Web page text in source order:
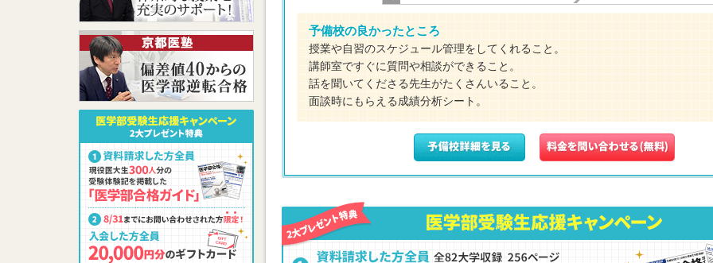
予備校の良かったところ
授業や自習のスケジュール管理をしてくれること。
講師室ですぐに質問や相談ができること。
話を聞いてくださる先生がたくさんいること。
面談時にもらえる成績分析シート。